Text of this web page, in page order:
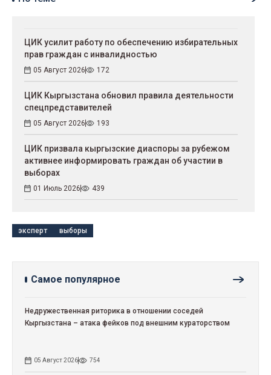
ЦИК усилит работу по обеспечению избирательных
прав граждан с инвалидностью
05 Август 2026 172
ЦИК Кыргызстана обновил правила деятельности
спецпредставителей
05 Август 2026 193
ЦИК призвала кыргызские диаспоры за рубежом
активнее информировать граждан об участии в
выборах
01 Июль 2026 439
эксперт выборы
Самое популярное
Недружественная риторика в отношении соседей
Кыргызстана – атака фейков под внешним кураторством
05 Август 2026 754